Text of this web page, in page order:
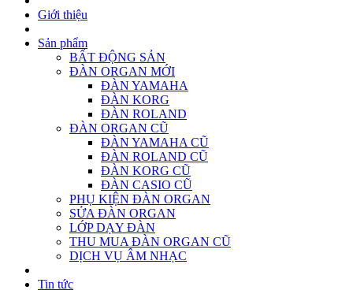
Giới thiệu
Sản phẩm
BẤT ĐỘNG SẢN
ĐÀN ORGAN MỚI
ĐÀN YAMAHA
ĐÀN KORG
ĐÀN ROLAND
ĐÀN ORGAN CŨ
ĐÀN YAMAHA CŨ
ĐÀN ROLAND CŨ
ĐÀN KORG CŨ
ĐÀN CASIO CŨ
PHỤ KIỆN ĐÀN ORGAN
SỬA ĐÀN ORGAN
LỚP DẠY ĐÀN
THU MUA ĐÀN ORGAN CŨ
DỊCH VỤ ÂM NHẠC
Tin tức